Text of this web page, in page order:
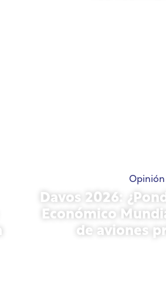
Opinión
Davos 2026:
Económico
de aviones